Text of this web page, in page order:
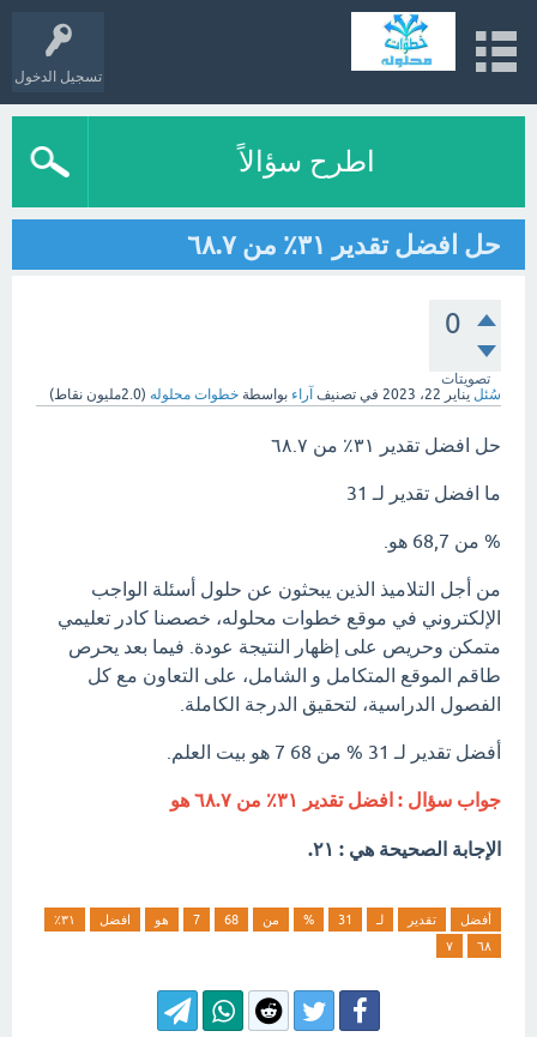
تسجيل الدخول
اطرح سؤالاً
حل افضل تقدير ٣١٪؜ من ٦٨.٧
0
تصويتات
سُئل يناير 22، 2023 في تصنيف آراء بواسطة خطوات محلوله (2.0مليون نقاط)
حل افضل تقدير ٣١٪؜ من ٦٨.٧
ما افضل تقدير لـ 31
% من 68,7 هو.
من أجل التلاميذ الذين يبحثون عن حلول أسئلة الواجب
الإلكتروني في موقع خطوات محلوله، خصصنا كادر تعليمي
متمكن وحريص على إظهار النتيجة عودة. فيما بعد يحرص
طاقم الموقع المتكامل و الشامل، على التعاون مع كل
الفصول الدراسية، لتحقيق الدرجة الكاملة.
أفضل تقدير لـ 31 % من 68 7 هو بيت العلم.
جواب سؤال : افضل تقدير ٣١٪؜ من ٦٨.٧ هو
الإجابة الصحيحة هي : ٢١.
أفضل تقدير لـ 31
% من 68
7 هو افضل
٣١٪؜
٦٨
٧